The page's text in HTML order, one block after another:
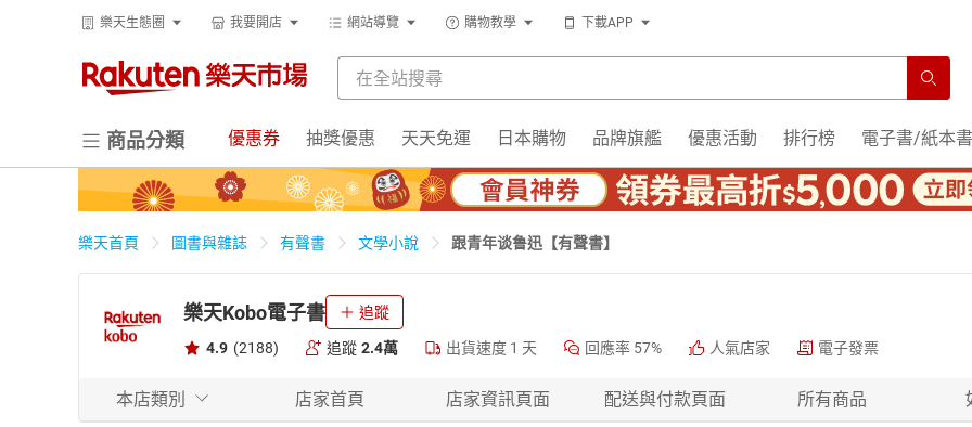
樂天生態圈 我要開店 網站導覽 購物教學 下載APP
商品分類 優惠券 抽獎優惠 天天免運 日本購物 品牌旗艦 優惠活動 排行榜 電子書/紙本書
樂天首頁 圖書與雜誌 有聲書 文學小說 跟青年谈鲁迅【有聲書】
樂天Kobo電子書 追蹤
4.9 (2188) 追蹤 2.4萬 出貨速度 1 天 回應率 57% 人氣店家 電子發票
本店類別 店家首頁 店家資訊頁面 配送與付款頁面 所有商品